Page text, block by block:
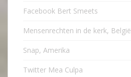
Facebook Bert Smeets
Mensenrechten in de kerk, België
Snap, Amerika
Twitter Mea Culpa